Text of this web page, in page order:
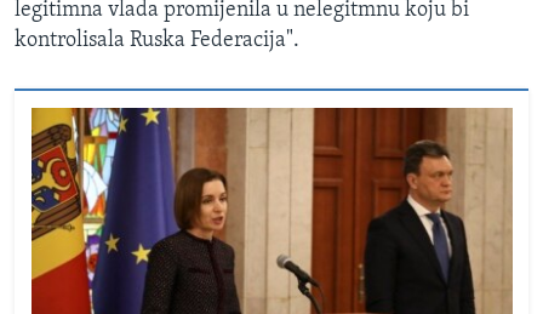
legitimna vlada promijenila u nelegitmnu koju bi
kontrolisala Ruska Federacija".